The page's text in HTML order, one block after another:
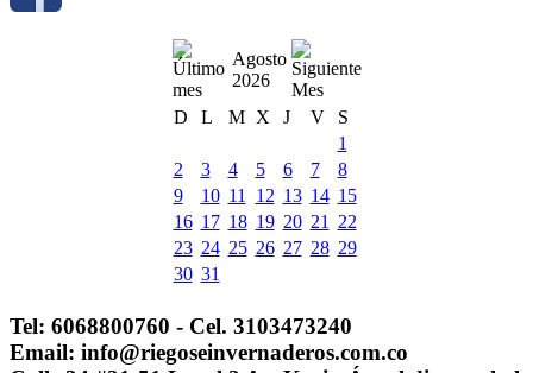
Agosto
2026
D
L M X J V
S
1
2
3 4 5 6 7
8
9
10 11 12 13 14 15
16 17 18 19 20 21
22
23 24 25 26 27 28 29
30 31
Tel: 6068800760 - Cel. 3103473240
Email: info@riegoseinvernaderos.com.co